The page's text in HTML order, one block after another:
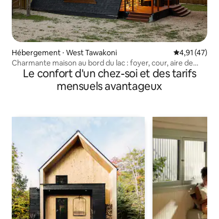
Hébergement ⋅ West Tawakoni Évaluation
4,91 (47)
Charmante maison au bord du lac : foyer, cour, aire de
jeux !Le confort d'un chez-soi et des tarifs
mensuels avantageux